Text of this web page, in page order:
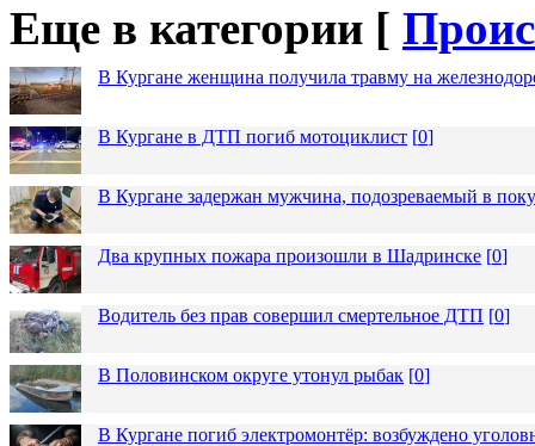
Еще в категории [
В Кургане женщина получила травму на
В Кургане в ДТП погиб мотоциклист [0]
В Кургане задержан мужчина, подозреваемый в
Два крупных пожара произошли в Шадринске [0]
Водитель без прав совершил смертельное ДТП [0]
В Половинском округе утонул рыбак [0]
В Кургане погиб электромонтёр: возбуждено